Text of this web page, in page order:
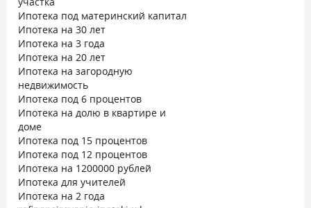
Ипотека под материнский капитал
Ипотека на 30 лет
Ипотека на 3 года
Ипотека на 20 лет
Ипотека на загородную
недвижимость
Ипотека под 6 процентов
Ипотека на долю в квартире и
доме
Ипотека под 15 процентов
Ипотека под 12 процентов
Ипотека на 1200000 рублей
Ипотека для учителей
Ипотека на 2 года